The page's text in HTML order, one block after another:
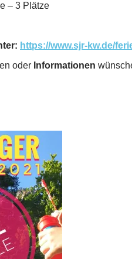
– 3 Plätze
https://www.sjr-kw.de/
oder Informationen